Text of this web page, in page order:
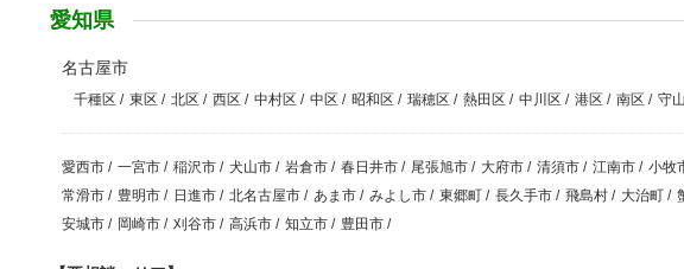
愛知県
名古屋市
千種区 / 東区 / 北区 / 西区 / 中村区 / 中区 / 昭和区 / 瑞穂区 / 熱田区 / 中川区 / 港区 / 南区 / 守
愛西市 / 一宮市 / 稲沢市 / 犬山市 / 岩倉市 / 春日井市 / 尾張旭市 / 大府市 / 清須市 / 江南市 / 小牧
常滑市 / 豊明市 / 日進市 / 北名古屋市 / あま市 / みよし市 / 東郷町 / 長久手市 / 飛島村 / 大治町 /
安城市 / 岡崎市 / 刈谷市 / 高浜市 / 知立市 / 豊田市 /